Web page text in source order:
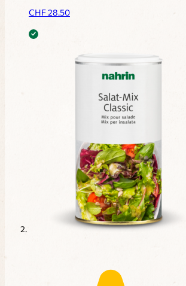
CHF28.50